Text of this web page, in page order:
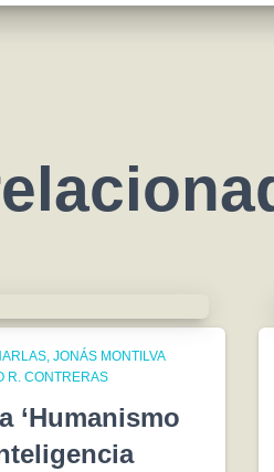
JONÁS MONTILVA
R. CONTRERAS
‘Humanismo